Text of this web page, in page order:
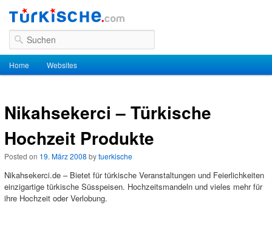
Suchen
Hauptmenü
Zum Inhalt wechseln
Zum sekundären Inhalt wechseln
Home Websites
Nikahsekerci – Türkische
Hochzeit Produkte
Posted on 19. März 2008 bytuerkische
Nikahsekerci.de – Bietet für türkische Veranstaltungen und Feierlichkeiten
einzigartige türkische Süsspeisen. Hochzeitsmandeln und vieles mehr für
ihre Hochzeit oder Verlobung.